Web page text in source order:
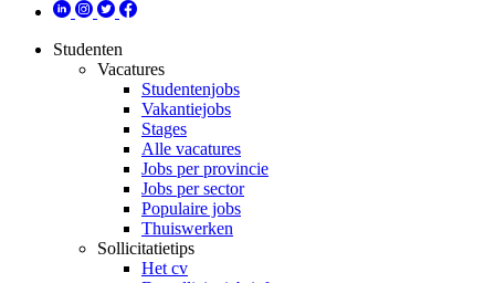
Studenten
Vacatures
Studentenjobs
Vakantiejobs
Stages
Alle vacatures
Jobs per provincie
Jobs per sector
Populaire jobs
Thuiswerken
Sollicitatietips
Het cv